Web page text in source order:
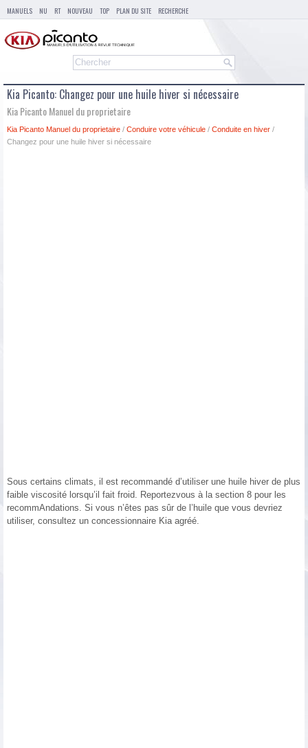
MANUELS NU RT NOUVEAU TOP PLAN DU SITE RECHERCHE
Kia Picanto: Changez pour une huile hiver si nécessaire
Kia Picanto Manuel du proprietaire
Kia Picanto Manuel du proprietaire / Conduire votre véhicule / Conduite en hiver /
Changez pour une huile hiver si nécessaire
Sous certains climats, il est recommandé d’utiliser une huile hiver de plus
faible viscosité lorsqu’il fait froid. Reportezvous à la section 8 pour les
recommAndations. Si vous n’êtes pas sûr de l’huile que vous devriez
utiliser, consultez un concessionnaire Kia agréé.